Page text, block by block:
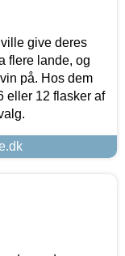
give deres
flere lande, og
på. Hos dem
eller 12 flasker af